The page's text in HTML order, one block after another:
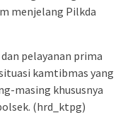
menjelang Pilkda
pelayanan prima
kamtibmas yang
masing khususnya
(hrd_ktpg)